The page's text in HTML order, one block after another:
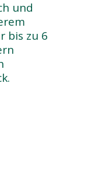
und
bis zu 6